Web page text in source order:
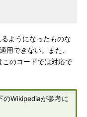
ようになったものな
用できない。また、
このコードでは対応で
Wikipediaが参考に